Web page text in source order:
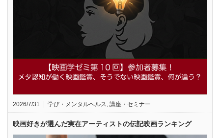
2026/7/31 学び・メンタルヘルス, 講座・セミナー
映画好きが選んだ実在アーティストの伝記映画ランキング